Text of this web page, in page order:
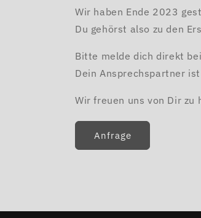
Wir haben Ende 2023
Du gehörst also zu den
Bitte melde dich direkt
Dein Ansprechspartner
Wir freuen uns von Dir zu
Anfrage